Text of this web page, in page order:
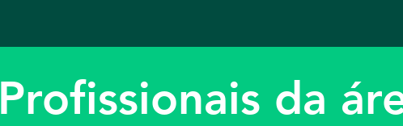
Profissionais da